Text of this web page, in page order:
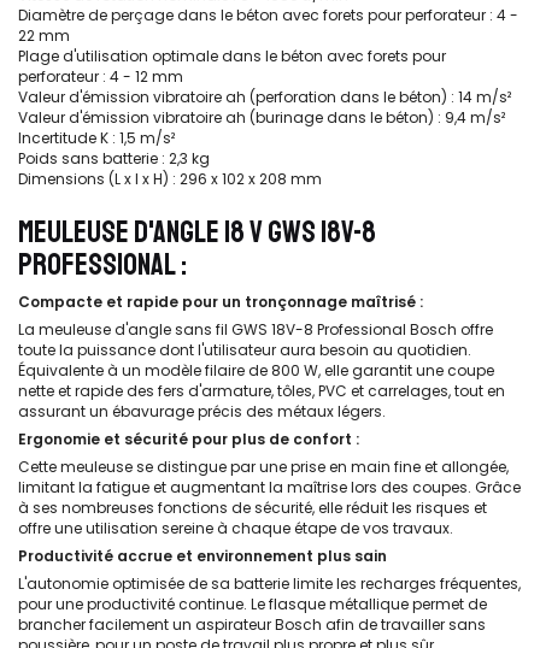
Diamètre de perçage dans le béton avec forets pour perforateur : 4 -
22 mm
Plage d'utilisation optimale dans le béton avec forets pour
perforateur : 4 - 12 mm
Valeur d'émission vibratoire ah (perforation dans le béton) : 14 m/s²
Valeur d'émission vibratoire ah (burinage dans le béton) : 9,4 m/s²
Incertitude K : 1,5 m/s²
Poids sans batterie : 2,3 kg
Dimensions (L x l x H) : 296 x 102 x 208 mm
MEULEUSE D'ANGLE 18 V GWS 18V-8
PROFESSIONAL :
Compacte et rapide pour un tronçonnage maîtrisé :
La meuleuse d'angle sans fil GWS 18V-8 Professional Bosch offre
toute la puissance dont l'utilisateur aura besoin au quotidien.
Équivalente à un modèle filaire de 800 W, elle garantit une coupe
nette et rapide des fers d'armature, tôles, PVC et carrelages, tout en
assurant un ébavurage précis des métaux légers.
Ergonomie et sécurité pour plus de confort :
Cette meuleuse se distingue par une prise en main fine et allongée,
limitant la fatigue et augmentant la maîtrise lors des coupes. Grâce
à ses nombreuses fonctions de sécurité, elle réduit les risques et
offre une utilisation sereine à chaque étape de vos travaux.
Productivité accrue et environnement plus sain
L'autonomie optimisée de sa batterie limite les recharges fréquentes,
pour une productivité continue. Le flasque métallique permet de
brancher facilement un aspirateur Bosch afin de travailler sans